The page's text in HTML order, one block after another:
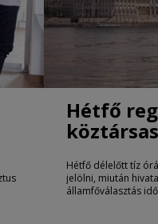
Hétfő
Hétfő délelőtt tíz
jelölni, miután
államfőválasztás